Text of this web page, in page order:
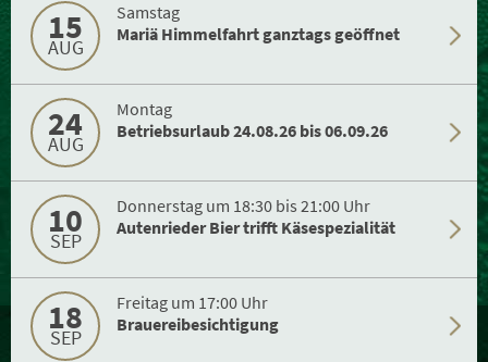
15
AUG
Samstag
Mariä Himmelfahrt ganztags geöffnet
24
AUG
Montag
Betriebsurlaub 24.08.26 bis 06.09.26
10
SEP
Donnerstag um 18:30 bis 21:00 Uhr
Autenrieder Bier trifft Käsespezialität
18
SEP
Freitag um 17:00 Uhr
Brauereibesichtigung